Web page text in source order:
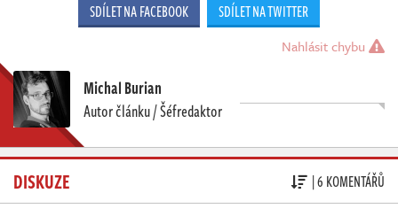
SDÍLET NA FACEBOOK SDÍLET NA TWITTER
Nahlásit chybu
Michal Burian
Autor článku / Šéfredaktor
DISKUZE | 6 KOMENTÁŘŮ